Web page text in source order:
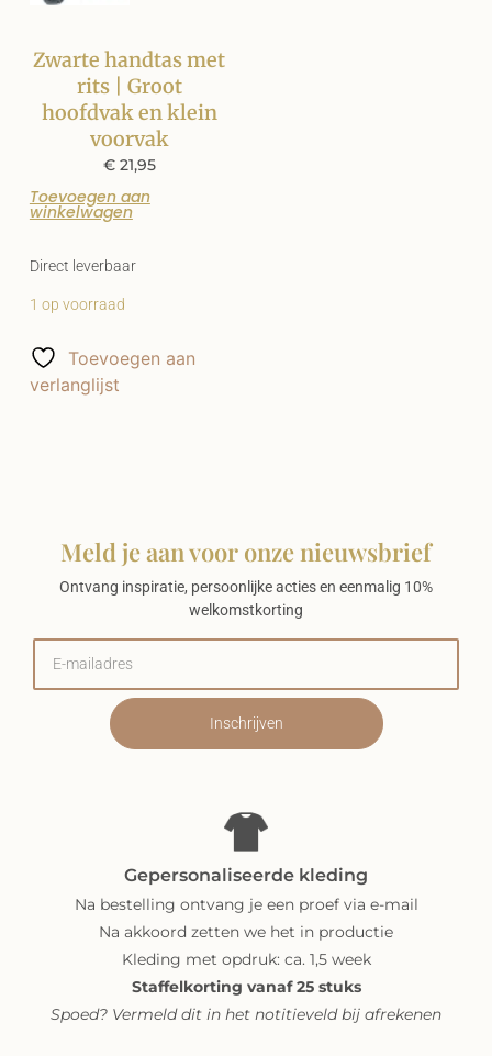
Zwarte handtas met
rits | Groot
hoofdvak en klein
voorvak
€21,95
Toevoegen aan
winkelwagen
Direct leverbaar
1 op voorraad
Toevoegen aan
verlanglijst
Meld je aan voor onze nieuwsbrief
Ontvang inspiratie, persoonlijke acties en eenmalig 10%
welkomstkorting
Inschrijven
Gepersonaliseerde kleding
Na bestelling ontvang je een proef via e-mail
Na akkoord zetten we het in productie
Kleding met opdruk: ca. 1,5 week
Staffelkorting vanaf 25 stuks
Spoed? Vermeld dit in het notitieveld bij afrekenen